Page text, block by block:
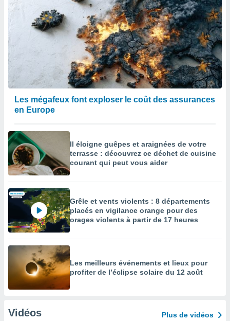
Les mégafeux font exploser le coût des assurances
en Europe
Il éloigne guêpes et araignées de votre
terrasse : découvrez ce déchet de cuisine
courant qui peut vous aider
Grêle et vents violents : 8 départements
placés en vigilance orange pour des
orages violents à partir de 17 heures
Les meilleurs événements et lieux pour
profiter de l’éclipse solaire du 12 août
Vidéos Plus de vidéos